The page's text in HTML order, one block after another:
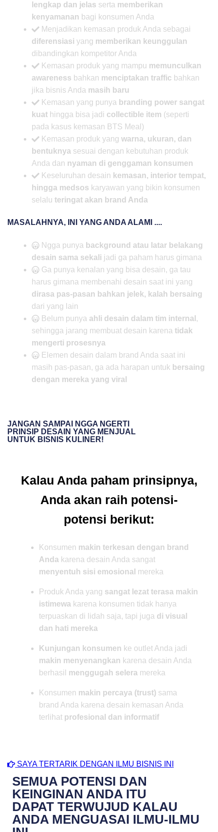
lengkap dan jelas serta memberikan
kenyamanan bagi konsumen Anda
Menjadikan kemasan produk Anda sebagai
diferensiasi yang memberikan keunggulan
dibandingkan kompetitor Anda
Kemasan produk yang mampu memunculkan
awareness bahkan menciptakan traffic bahkan
jika bisnis Anda masih baru
Kemasan yang punya branding power sangat
kuat hingga bisa jadi collectible item (seperti
pada kasus kemasan BTS Meal)
Kemasan produk yang warna, ukuran, dan
bentuknya sesuai dengan kebutuhan produk
Anda dan nyaman di genggaman konsumen
Keseluruhan desain kemasan, interior tempat,
hingga medsos karyawan yang bikin konsumen
selalu teringat akan brand Anda
MASALAHNYA, INI YANG ANDA ALAMI ....
Ngga punya background atau latar belakang
desain sama sekali jadi ga paham harus gimana
Ga punya kenalan yang bisa desain, ga tau
harus gimana membenahi desain saat ini yang
dirasa pas-pasan bahkan jelek, kalah bersaing
dari yang lain
Belum punya ahli desain dalam tim internal ,
sehingga jarang membuat desain karena tidak
mengerti prosesnya
Elemen desain dalam brand Anda saat ini
masih pas-pasan, ga ada harapan untuk bersaing
dengan mereka yang viral
JANGAN SAMPAI NGGA NGERTI
PRINSIP DESAIN YANG MENJUAL
UNTUK BISNIS KULINER!
Kalau Anda paham prinsipnya,
Anda akan raih potensi-
potensi berikut:
Konsumen makin terkesan dengan brand
Anda karena desain Anda sangat
menyentuh sisi emosional mereka
Produk Anda yang sangat lezat terasa makin
istimewa karena konsumen tidak hanya
terpuaskan di lidah saja, tapi juga di visual
dan hati mereka
Kunjungan konsumen ke outlet Anda jadi
makin menyenangkan karena desain Anda
berhasil menggugah selera mereka
Konsumen makin percaya (trust) sama
brand Anda karena desain kemasan Anda
terlihat profesional dan informatif
SAYA TERTARIK DENGAN ILMU BISNIS INI
SEMUA POTENSI DAN
KEINGINAN ANDA ITU
DAPAT TERWUJUD KALAU
ANDA MENGUASAI ILMU-ILMU